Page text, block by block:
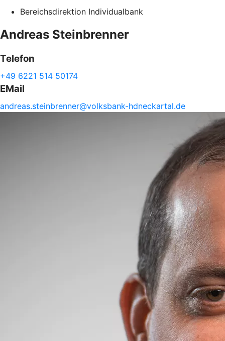
Bereichsdirektion Individualbank
Andreas Steinbrenner
Telefon
+49 6221 514 50174
EMail
andreas.steinbrenner@volksbank-hdneckartal.de